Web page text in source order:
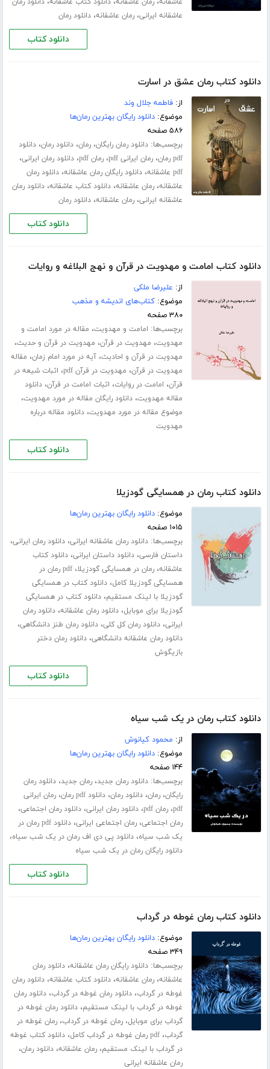
عاشقانه رمان عاشقانه دانلود کتاب عاشقانه دانلود رمان
عاشقانه ایرانی،رمان عاشقانه،دانلود رمان
دانلود کتاب
دانلود کتاب رمان عشق در اسارت
از:فاطمه جلال‌ وند
موضوع:دانلود رایگان بهترین رمان‌ها
۵۸۶ صفحه
برچسب‌ها:دانلود رمان رایگان،رمان،دانلود رمان،دانلود
pdf رمان
،رمان ایرانی pdf ،رمان pdf ،دانلود رمان ایرانی،
pdf عاشقانه ،دانلود رایگان رمان عاشقانه،دانلود رمان
عاشقانه،رمان عاشقانه،دانلود کتاب عاشقانه،دانلود رمان
عاشقانه ایرانی،رمان عاشقانه،دانلود رمان
دانلود کتاب
دانلود کتاب امامت و مهدویت در قرآن و نهج البلاغه و روایات
از: علیرضا ملکی
موضوع:کتاب‌های اندیشه و مذهب
۳۸۰ صفحه
برچسب‌ها: امامت و مهدویت، مقاله در مورد امامت و
مهدویت، مهدویت در قرآن، مهدویت در قرآن و حدیث،
مهدویت در قرآن و احادیث،آیه در مورد امام زمان، مقاله
مهدویت در قرآن، مهدویت در قرآن pdf ، اثبات شیعه در
قرآن، امامت در روایات، اثبات امامت در قرآن،دانلود
مقاله مهدویت،دانلود رایگان مقاله در مورد مهدویت،
موضوع مقاله در مورد مهدویت،دانلود مقاله درباره
مهدویت
دانلود کتاب
دانلود کتاب رمان در همسایگی گودزیلا
موضوع:دانلود رایگان بهترین رمان‌ها
۱۰۱۵ صفحه
برچسب‌ها:دانلود رمان عاشقانه ایرانی،دانلود رمان ایرانی،
داستان فارسی،دانلود داستان ایرانی،دانلود کتاب
عاشقانه،رمان در همسایگی گودزیلا،
pdf رمان در
همسایگی گودزیلا کامل،دانلود کتاب در همسایگی
گودزیلا با لینک مستقیم،دانلود کتاب در همسایگی
گودزیلا برای موبایل،دانلود رمان عاشقانه،دانلود رمان
ایرانی،دانلود رمان کل کلی،دانلود رمان طنز دانشگاهی،
دانلود رمان عاشقانه دانشگاهی،دانلود رمان دختر
بازیگوش
دانلود کتاب
دانلود کتاب رمان در یک شب سیاه
از: محمود کیانوش
موضوع:دانلود رایگان بهترین رمان‌ها
۱۴۴ صفحه
برچسب‌ها:دانلود رمان جدید،رمان جدید،دانلود رمان
رایگان،رمان،دانلود رمان،دانلود pdf رمان ،رمان ایرانی
pdf،رمان pdf ،دانلود رمان ایرانی،دانلود رمان اجتماعی،
رمان اجتماعی،رمان اجتماعی ایرانی،
دانلود pdf رمان در
یک شب سیاه،دانلود پی دی اف رمان در یک شب سیاه،
دانلود رایگان رمان در یک شب سیاه
دانلود کتاب
دانلود کتاب رمان غوطه در گرداب
موضوع:دانلود رایگان بهترین رمان‌ها
۳۴۹ صفحه
برچسب‌ها:دانلود رایگان رمان عاشقانه،دانلود رمان
عاشقانه،رمان عاشقانه،دانلود کتاب عاشقانه،دانلود رمان
غوطه در گرداب،دانلود رمان غوطه در گرداب،دانلود رمان
غوطه در گرداب با لینک مستقیم،دانلود رمان غوطه در
گرداب برای موبایل،رمان غوطه در گرداب،رمان غوطه در
گرداب،pdf رمان غوطه در گرداب کامل ،دانلود کتاب غوطه
در گرداب با لینک مستقیم،رمان عاشقانه،دانلود رمان،
رمان عاشقانه ایرانی